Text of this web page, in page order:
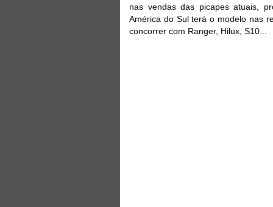
nas vendas das picapes atuais,
América do Sul terá o modelo nas
concorrer com Ranger, Hilux, S10...